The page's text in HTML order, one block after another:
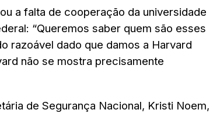
a falta de cooperação da universidade
“Queremos saber quem são esses
razoável dado que damos a Harvard
não se mostra precisamente
de Segurança Nacional, Kristi Noem,